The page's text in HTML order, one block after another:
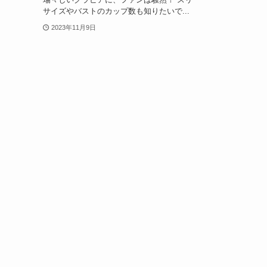
サイズやバストのカップ数も知りたいで...
2023年11月9日